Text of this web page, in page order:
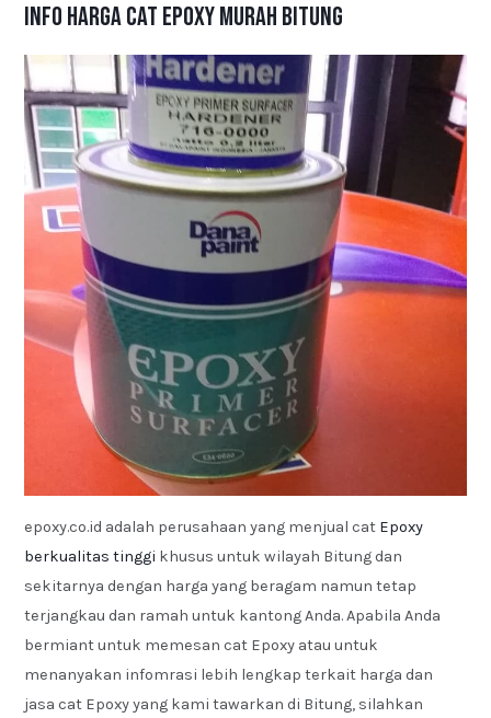
Info Harga Cat Epoxy Murah Bitung
epoxy.co.id adalah perusahaan yang menjual cat Epoxy
berkualitas tinggi khusus untuk wilayah Bitung dan
sekitarnya dengan harga yang beragam namun tetap
terjangkau dan ramah untuk kantong Anda. Apabila Anda
bermiant untuk memesan cat Epoxy atau untuk
menanyakan infomrasi lebih lengkap terkait harga dan
jasa cat Epoxy yang kami tawarkan di Bitung, silahkan